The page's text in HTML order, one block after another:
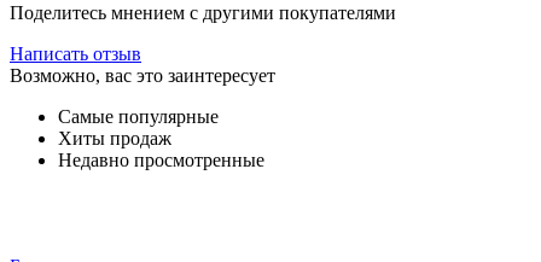
Поделитесь мнением с другими покупателями
Написать отзыв
Возможно, вас это заинтересует
Самые популярные
Хиты продаж
Недавно просмотренные